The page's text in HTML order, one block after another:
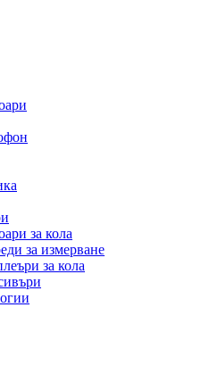
за кола
за измерване
за кола